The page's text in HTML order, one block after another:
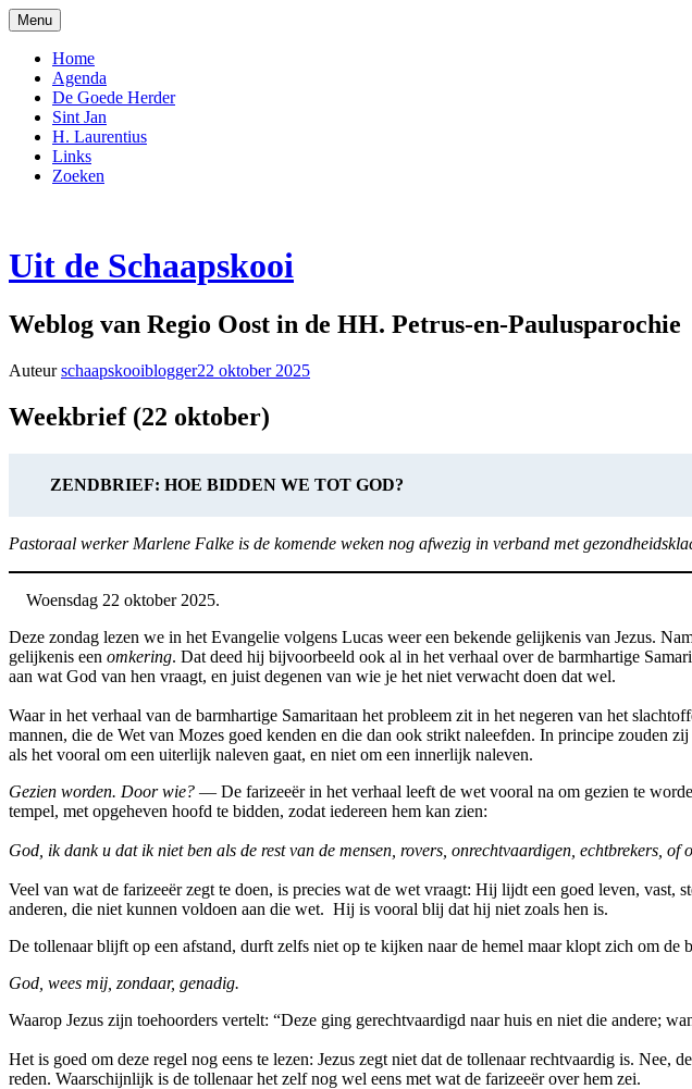
Naar
de
inhoud
springen
Menu
Home
Agenda
De Goede Herder
Sint Jan
H. Laurentius
Links
Zoeken
Uit de Schaapskooi
Weblog van Regio Oost in de HH. Petrus-en-Paulusparochie
Auteurschaapskooiblogger22 oktober 2025
Weekbrief (22 oktober)
ZENDBRIEF: HOE BIDDEN WE TOT GOD?
Pastoraal werker Marlene Falke is de komende weken nog afwezig in verband met
Woensdag 22 oktober 2025.
Deze zondag lezen we in het Evangelie volgens Lucas weer een bekende gelijkenis van Jezus.
gelijkenis een omkering. Dat deed hij bijvoorbeeld ook al in het verhaal over de barmhartige
aan wat God van hen vraagt, en juist degenen van wie je het niet verwacht doen dat wel.
Waar in het verhaal van de barmhartige Samaritaan het probleem zit in het negeren van het
mannen, die de Wet van Mozes goed kenden en die dan ook strikt naleefden. In principe zouden
als het vooral om een uiterlijk naleven gaat, en niet om een innerlijk naleven.
Gezien worden. Door wie? — De farizeeër in het verhaal leeft de wet vooral na om gezien te
tempel, met opgeheven hoofd te bidden, zodat iedereen hem kan zien:
God, ik dank u dat ik niet ben als de rest van de mensen, rovers, onrechtvaardigen, echtbrekers,
Veel van wat de farizeeër zegt te doen, is precies wat de wet vraagt: Hij lijdt een goed leven,
anderen, die niet kunnen voldoen aan die wet. Hij is vooral blij dat hij niet zoals hen is.
De tollenaar blijft op een afstand, durft zelfs niet op te kijken naar de hemel maar klopt zich om de
God, wees mij, zondaar, genadig.
Waarop Jezus zijn toehoorders vertelt: “Deze ging gerechtvaardigd naar huis en niet die andere;
Het is goed om deze regel nog eens te lezen: Jezus zegt niet dat de tollenaar rechtvaardig is.
reden. Waarschijnlijk is de tollenaar het zelf nog wel eens met wat de farizeeër over hem zei.